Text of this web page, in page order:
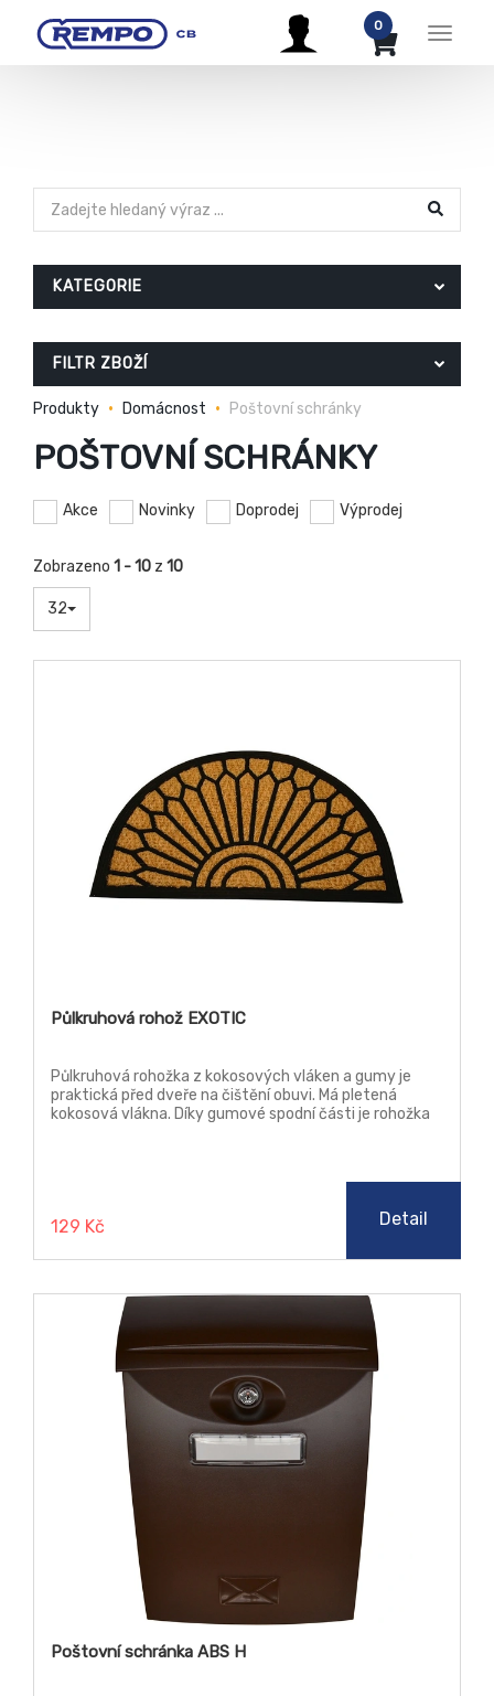
Menu
0
KATEGORIE
FILTR ZBOŽÍ
Produkty Domácnost Poštovní schránky
POŠTOVNÍ SCHRÁNKY
Akce Novinky Doprodej Výprodej
Zobrazeno 1 - 10 z 10
32
Půlkruhová rohož EXOTIC
Půlkruhová rohožka z kokosových vláken a gumy je
praktická před dveře na čištění obuvi. Má pletená
kokosová vlákna. Díky gumové spodní části je rohožka
129 Kč Detail
Poštovní schránka ABS H